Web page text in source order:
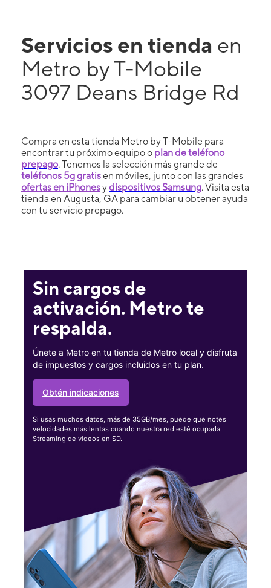
Servicios en tienda en
Metro by T-Mobile
3097 Deans Bridge Rd
Compra en esta tienda Metro by T-Mobile para
encontrar tu próximo equipo o plan de teléfono
prepago. Tenemos la selección más grande de
teléfonos 5g gratisen móviles, junto con las grandes
ofertas en iPhonesydispositivos Samsung. Visita esta
tienda en Augusta, GA para cambiar u obtener ayuda
con tu servicio prepago.
Sin cargos de
activación. Metro te
respalda.
Únete a Metro en tu tienda de Metro local y disfruta
de impuestos y cargos incluidos en tu plan.
Obtén indicaciones
Si usas muchos datos, más de 35GB/mes, puede que notes
velocidades más lentas cuando nuestra red esté ocupada.
Streaming de videos en SD.